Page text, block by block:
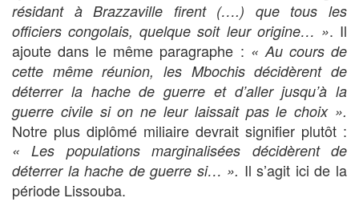
résidant à Brazzaville firent (….) que tous les
officiers congolais, quelque soit leur origine… ». Il
ajoute dans le même paragraphe : « Au cours de
cette même réunion, les Mbochis décidèrent de
déterrer la hache de guerre et d’aller jusqu’à la
guerre civile si on ne leur laissait pas le choix ».
Notre plus diplômé miliaire devrait signifier plutôt :
« Les populations marginalisées décidèrent de
déterrer la hache de guerre si… ». Il s’agit ici de la
période Lissouba.